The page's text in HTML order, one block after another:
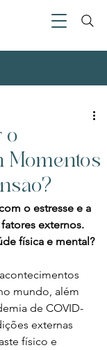
o
o estresse e a
externos.
física e mental?
mundo, além
de COVID-
externas
físico e